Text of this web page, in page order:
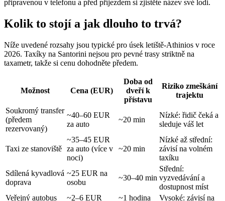
připravenou v telefonu a před příjezdem si zjistěte název své lodi.
Kolik to stojí a jak dlouho to trvá?
Níže uvedené rozsahy jsou typické pro úsek letiště-Athinios v roce
2026. Taxíky na Santorini nejsou pro pevné trasy striktně na
taxametr, takže si cenu dohodněte předem.
Možnost Cena (EUR)
Doba od
dveří k
přístavu
Riziko zmeškání
trajektu
Soukromý transfer
(předem
rezervovaný)
~40–60 EUR
za auto
~20 min
Nízké: řidič čeká a
sleduje váš let
Taxi ze stanoviště
~35–45 EUR
za auto (více v
noci)
~20 min
Nízké až střední:
závisí na volném
taxíku
Sdílená kyvadlová
doprava
~25 EUR na
osobu
~30–40 min
Střední:
vyzvedávání a
dostupnost míst
Veřejný autobus
~2–6 EUR ~1 hodina Vysoké: závisí na